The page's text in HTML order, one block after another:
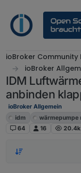
ioBroker Community
ioBroker
IDM
anbinden
ioBroker Allgemein
idm
wärmepumpe
64
16 20.4k